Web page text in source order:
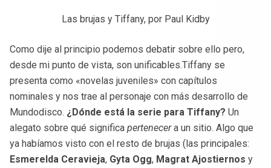
Las brujas y Tiffany, por Paul Kidby
Como dije al principio podemos debatir sobre ello pero,
desde mi punto de vista, son unificables.Tiffany se
presenta como «novelas juveniles» con capítulos
nominales y nos trae al personaje con más desarrollo de
Mundodisco. ¿Dónde está la serie para Tiffany? Un
alegato sobre qué significa pertenecera un sitio. Algo que
ya habíamos visto con el resto de brujas (las principales:
Esmerelda Ceravieja, Gyta Ogg, Magrat Ajostiernos y